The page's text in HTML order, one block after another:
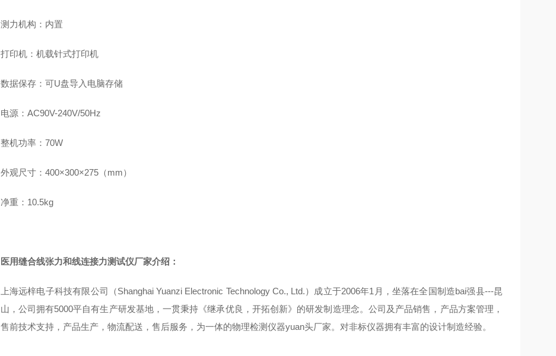
测力机构：内置
打印机：机载针式打印机
数据保存：可U盘导入电脑存储
电源：AC90V-240V/50Hz
整机功率：70W
外观尺寸：400×300×275（mm）
净重：10.5kg
医用缝合线张力和线连接力测试仪厂家介绍：
上海远梓电子科技有限公司（Shanghai Yuanzi Electronic Technology Co., Ltd.）成立于2006年1月，坐落在全国制造bai强县---昆
山，公司拥有5000平自有生产研发基地，一贯秉持《继承优良，开拓创新》的研发制造理念。公司及产品销售，产品方案管理，
售前技术支持，产品生产，物流配送，售后服务，为一体的物理检测仪器yuan头厂家。对非标仪器拥有丰富的设计制造经验。